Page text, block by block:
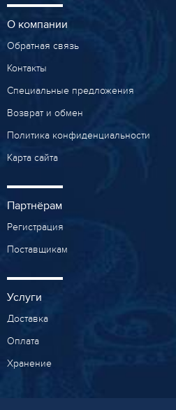
О компании
Обратная связь
Контакты
Специальные предложения
Возврат и обмен
Политика конфиденциальности
Карта сайта
Партнёрам
Регистрация
Поставщикам
Услуги
Доставка
Оплата
Хранение